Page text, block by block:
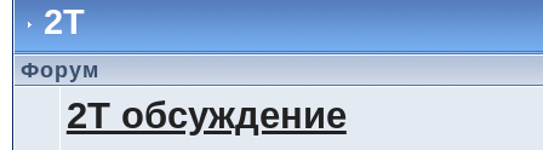
2Т
Форум
2Т обсуждение